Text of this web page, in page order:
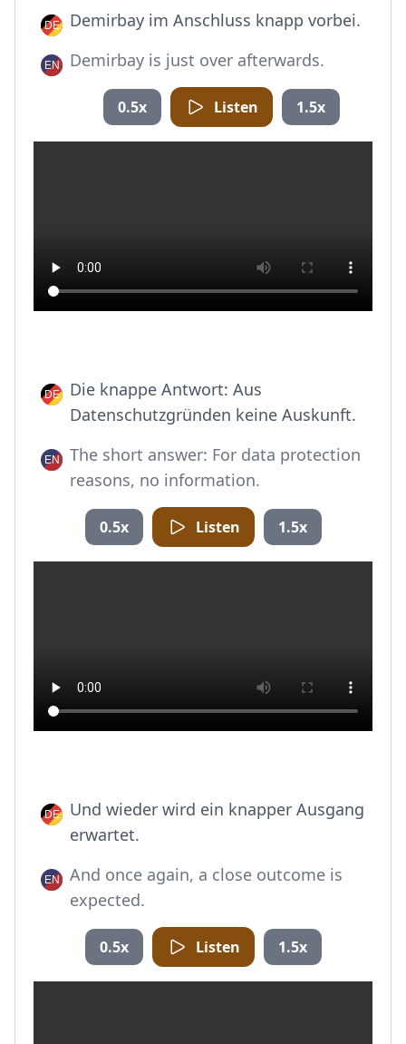
Demirbay im Anschluss knapp vorbei.
Demirbay is just over afterwards.
0.5x Listen 1.5x
Die knappe Antwort: Aus
Datenschutzgründen keine Auskunft.
The short answer: For data protection
reasons, no information.
0.5x Listen 1.5x
Und wieder wird ein knapper Ausgang
erwartet.
And once again, a close outcome is
expected.
0.5x Listen 1.5x